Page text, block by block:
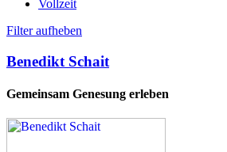
Vollzeit
Filter aufheben
Benedikt Schait
Gemeinsam Genesung erleben